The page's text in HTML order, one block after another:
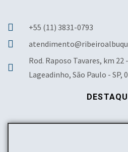
+55 (11) 3831-0793
Rod. Raposo Tavares, km 22
Lageadinho, São Paulo - SP,